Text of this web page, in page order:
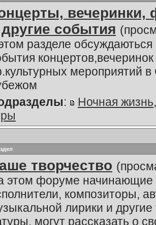
вечеринки,
события
разделе
мероприятий
: Ночная жизнь
творчество
этом форуме начинающие
композиторы,
лирики и другие
могут рассказать о